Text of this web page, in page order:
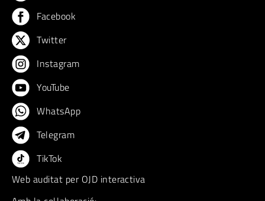
Facebook
Twitter
Instagram
YouTube
WhatsApp
Telegram
TikTok
Web auditat per OJD interactiva